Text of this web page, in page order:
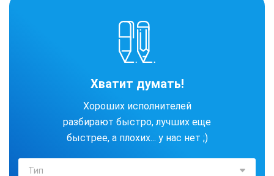
Хватит думать!
Хороших исполнителей
разбирают быстро, лучших еще
быстрее, а плохих... у нас нет ;)
Тип